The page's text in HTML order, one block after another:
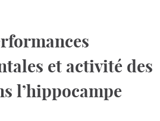
et activité des
l’hippocampe